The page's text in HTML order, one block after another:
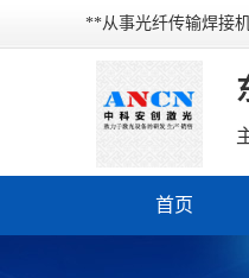
**从事光纤传输焊接
首页